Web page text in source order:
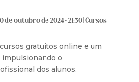
de outubro de 2024 - 21:30 |Cursos
gratuitos online e um
impulsionando o
dos alunos.